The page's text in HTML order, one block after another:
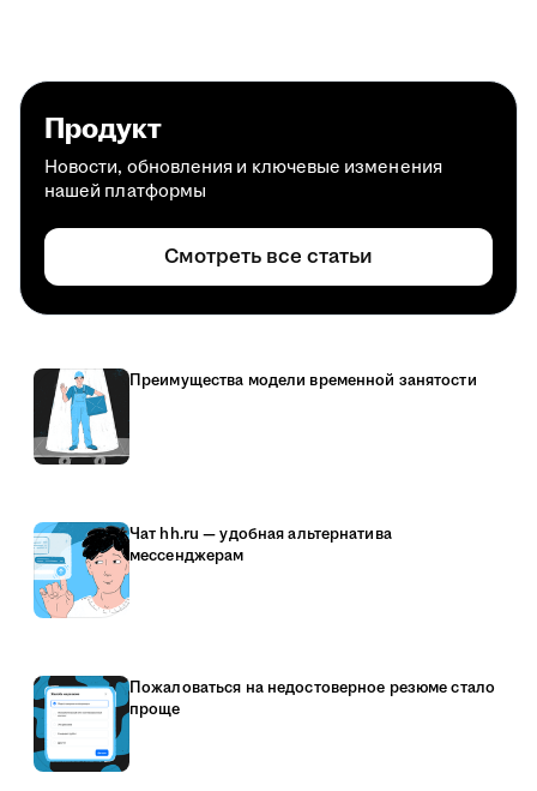
Продукт
Новости, обновления и ключевые изменения
нашей платформы
Смотреть все статьи
Преимущества модели временной занятости
Чат hh.ru — удобная альтернатива
мессенджерам
Пожаловаться на недостоверное резюме стало
проще